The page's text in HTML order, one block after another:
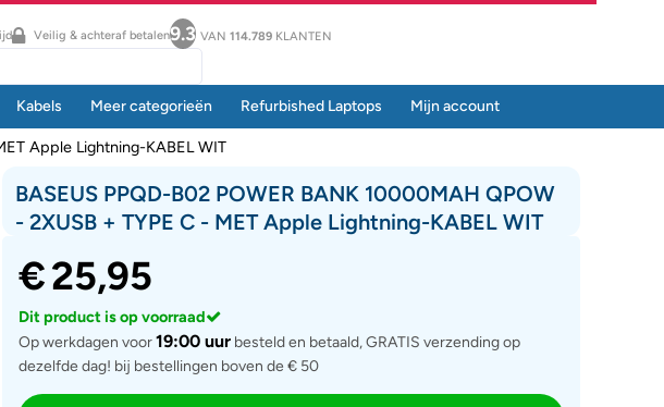
Veilig & achteraf betalen9.3 VAN 114.789 KLANTEN
Kabels Meer categorieën Refurbished Laptops Mijn account
Apple Lightning-KABEL WIT
BASEUS PPQD-B02 POWER BANK 10000MAH QPOW
- 2XUSB + TYPE C - MET Apple Lightning-KABEL WIT
€25,95
Dit product is op voorraad
Op werkdagen voor19:00 uur besteld en betaald, GRATIS verzending op
dezelfde dag! bij bestellingen boven de € 50